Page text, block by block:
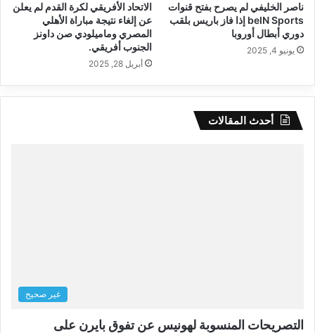
ناصر الخليفي لم يصرح بفتح قنوات
beIN Sports إذا فاز باريس بلقب
دوري أبطال أوروبا
يونيو 4, 2025
الاتحاد الأفريقي لكرة القدم لم يعلن
عن إلغاء نتيجة مباراة الأهلي
المصري وماميلودي صن داونز
الجنوب أفريقي.
أبريل 28, 2025
أحدث المقالات
غير صحيح
التصريحات المنسوبة لهونيس عن تفوق بايرن على